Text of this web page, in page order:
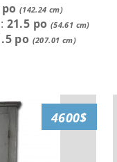
(142.24 cm)
21.5 po (54.61 cm)
po (207.01 cm)
4600$